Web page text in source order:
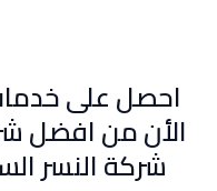
احصل على
الأن من افضل
شركة النسر